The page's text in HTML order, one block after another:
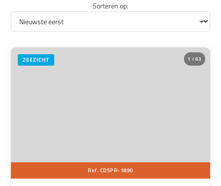
Sorteren op:
1 / 63
ZEEZICHT
Ref. CDSPR-1890